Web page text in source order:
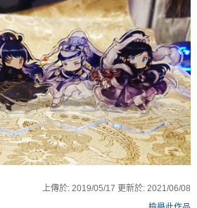
上傳於: 2019/05/17 更新於: 2021/06/08